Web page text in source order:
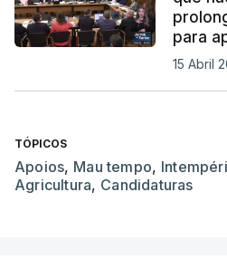
para
15 Abril
TÓPICOS
Apoios, Mau tempo,
Agricultura, Candidaturas